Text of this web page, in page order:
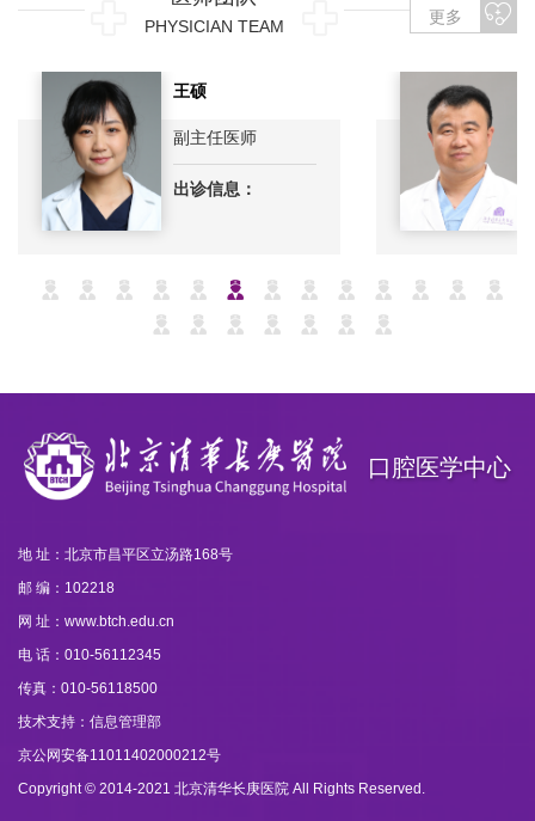
更多
PHYSICIAN TEAM
口腔医学中心
地 址：北京市昌平区立汤路168号
邮 编：102218
网 址：www.btch.edu.cn
电 话：010-56112345
传真：010-56118500
技术支持：信息管理部
京公网安备11011402000212号
Copyright © 2014-2021 北京清华长庚医院 All Rights Reserved.